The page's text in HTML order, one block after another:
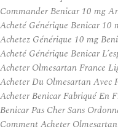
Commander Benicar 10 mg
Acheté Générique Benicar 10
Achetez Générique 10 mg
Acheté Générique Benicar
Acheter Olmesartan France
Acheter Du Olmesartan Avec
Acheter Benicar Fabriqué En
Benicar Pas Cher Sans
Comment Acheter